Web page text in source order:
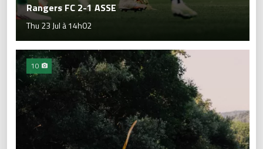
Rangers FC 2-1 ASSE
Thu 23 Jul à 14h02
10